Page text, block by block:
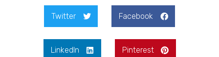
Facebook
Twitter
Pinterest
LinkedIn